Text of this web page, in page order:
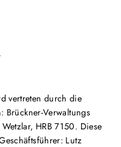
vertreten durch die
Brückner-Verwaltungs
HRB 7150. Diese
Lutz